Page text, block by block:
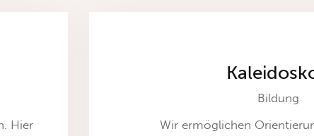
Hier
Bildung
Wir ermöglichen